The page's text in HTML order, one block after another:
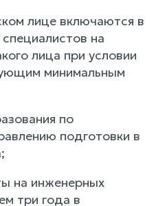
лице включаются в
на
лица при условии
минимальным
по
подготовки в
на инженерных
три года в